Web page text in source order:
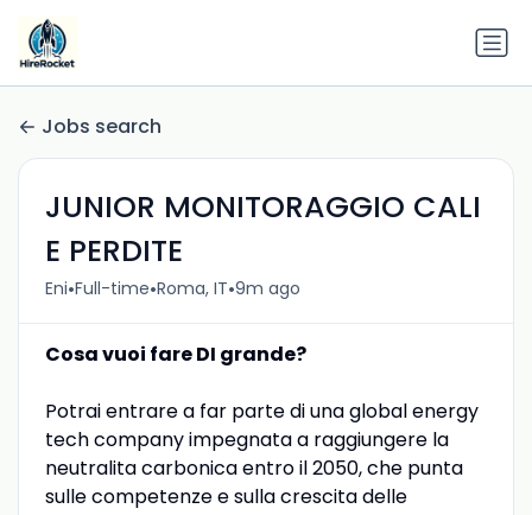
Jobs search
JUNIOR MONITORAGGIO CALI
E PERDITE
Eni•Full-time•Roma, IT•9m ago
Cosa vuoi fare DI grande?
Potrai entrare a far parte di una global energy
tech company impegnata a raggiungere la
neutralita carbonica entro il 2050, che punta
sulle competenze e sulla crescita delle